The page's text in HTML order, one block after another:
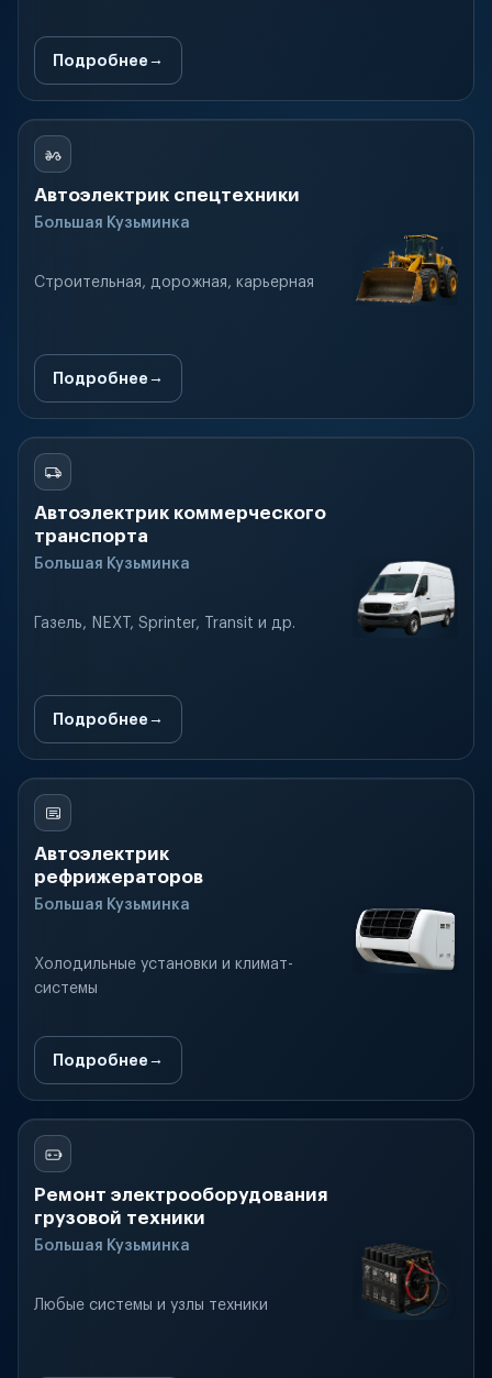
Подробнее
Автоэлектрик спецтехники
Большая Кузьминка
Строительная, дорожная, карьерная
Подробнее
Автоэлектрик коммерческого
транспорта
Большая Кузьминка
Газель, NEXT, Sprinter, Transit и др.
Подробнее
Автоэлектрик
рефрижераторов
Большая Кузьминка
Холодильные установки и климат-
системы
Подробнее
Ремонт электрооборудования
грузовой техники
Большая Кузьминка
Любые системы и узлы техники